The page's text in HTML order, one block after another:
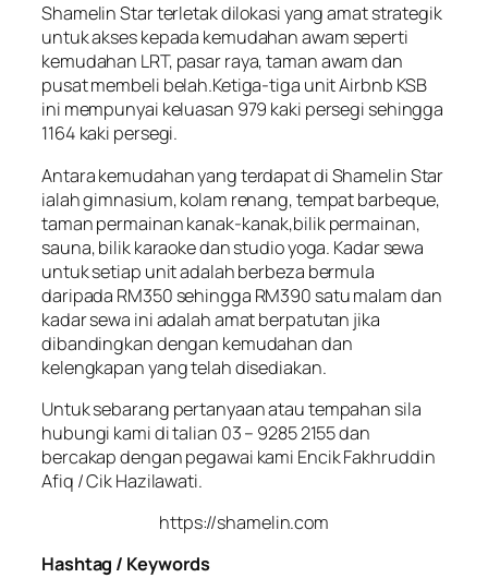
Shamelin Star terletak dilokasi yang amat strategik
untuk akses kepada kemudahan awam seperti
kemudahan LRT, pasar raya, taman awam dan
pusat membeli belah.Ketiga-tiga unit Airbnb KSB
ini mempunyai keluasan 979 kaki persegi sehingga
1164 kaki persegi.
Antara kemudahan yang terdapat di Shamelin Star
ialah gimnasium, kolam renang, tempat barbeque,
taman permainan kanak-kanak,bilik permainan,
sauna, bilik karaoke dan studio yoga. Kadar sewa
untuk setiap unit adalah berbeza bermula
daripada RM350 sehingga RM390 satu malam dan
kadar sewa ini adalah amat berpatutan jika
dibandingkan dengan kemudahan dan
kelengkapan yang telah disediakan.
Untuk sebarang pertanyaan atau tempahan sila
hubungi kami di talian 03 – 9285 2155 dan
bercakap dengan pegawai kami Encik Fakhruddin
Afiq / Cik Hazilawati.
https://shamelin.com
Hashtag / Keywords